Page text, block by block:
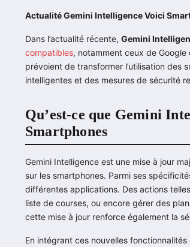
Actualité Gemini Intelligence Voici
Dans l’actualité récente, Gemini
compatibles, notamment ceux de
prévoient de transformer l’utilisation des
intelligentes et des mesures de sécurité
Qu’est-ce que Gemini
Smartphones
Gemini Intelligence est une mise à jour
sur les smartphones. Parmi ses
différentes applications. Des actions
liste de courses, ou encore gérer des
cette mise à jour renforce également la
En intégrant ces nouvelles